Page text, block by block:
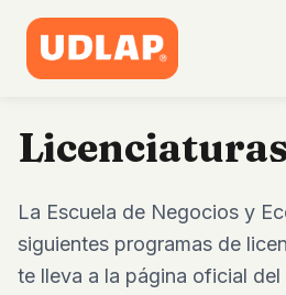
Licenciaturas
La Escuela de Negocios y
siguientes programas de
te lleva a la página oficial